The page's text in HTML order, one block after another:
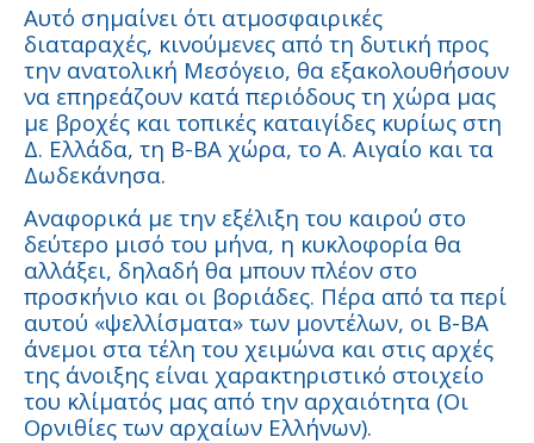
Αυτό σημαίνει ότι ατμοσφαιρικές
διαταραχές, κινούμενες από τη δυτική προς
την ανατολική Μεσόγειο, θα εξακολουθήσουν
να επηρεάζουν κατά περιόδους τη χώρα μας
με βροχές και τοπικές καταιγίδες κυρίως στη
Δ. Ελλάδα, τη Β-ΒΑ χώρα, το Α. Αιγαίο και τα
Δωδεκάνησα.
Αναφορικά με την εξέλιξη του καιρού στο
δεύτερο μισό του μήνα, η κυκλοφορία θα
αλλάξει, δηλαδή θα μπουν πλέον στο
προσκήνιο και οι βοριάδες. Πέρα από τα περί
αυτού «ψελλίσματα» των μοντέλων, οι Β-ΒΑ
άνεμοι στα τέλη του χειμώνα και στις αρχές
της άνοιξης είναι χαρακτηριστικό στοιχείο
του κλίματός μας από την αρχαιότητα (Οι
Ορνιθίες των αρχαίων Ελλήνων).